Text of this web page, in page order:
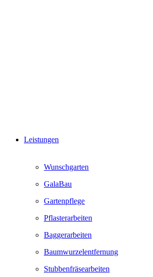
Leistungen
Wunschgarten
GalaBau
Gartenpflege
Pflasterarbeiten
Baggerarbeiten
Baumwurzelentfernung
Stubbenfräsearbeiten